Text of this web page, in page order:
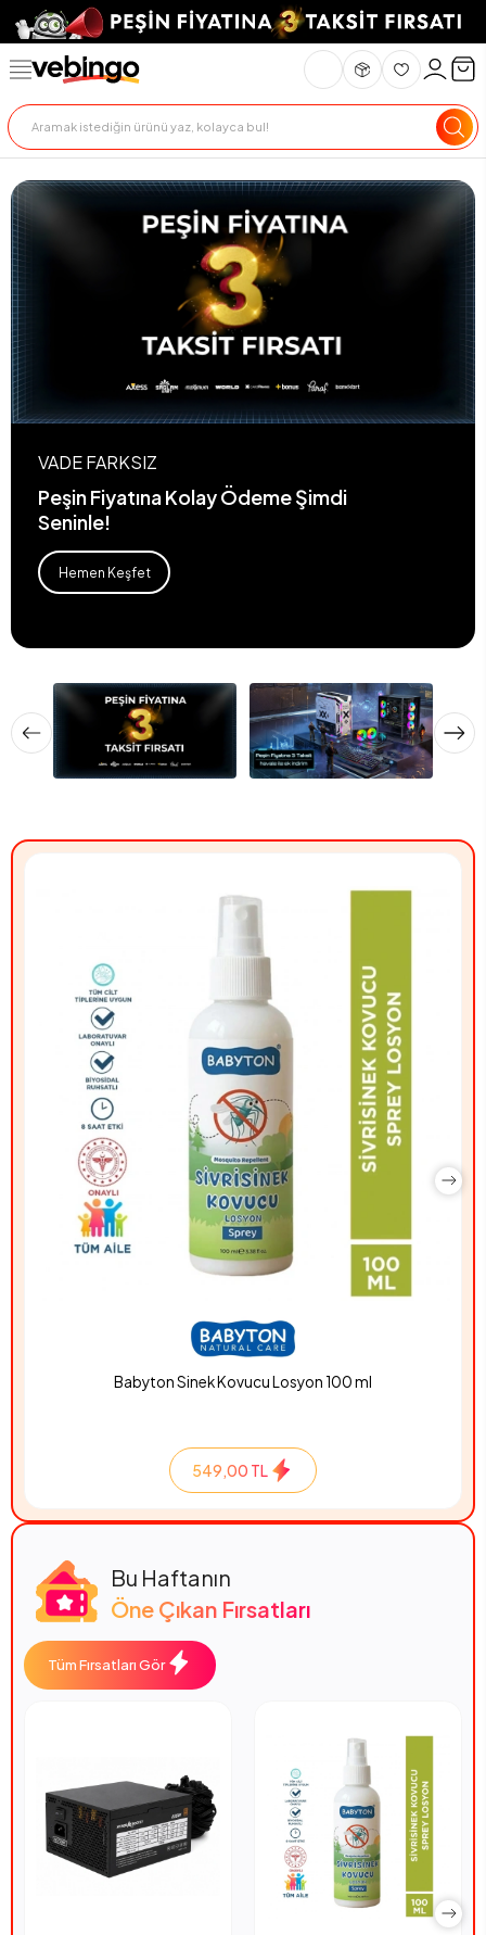
VADE FARKSIZ
Peşin Fiyatına Kolay Ödeme Şimdi
Seninle!
Hemen Keşfet
Babyton Sinek Kovucu Losyon 100 ml
549,00 TL
Bu Haftanın
Öne Çıkan Fırsatları
Tüm Fırsatları Gör